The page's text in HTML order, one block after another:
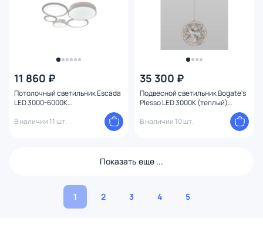
11 860 ₽
Потолочный светильник Escada
LED 3000-6000К
10286/5LED
В наличии 11 шт.
35 300 ₽
Подвесной светильник Bogate's
Plesso LED 3000К (теплый)
В наличии 10 шт.
Показать еще ...
1 2 3 4 5